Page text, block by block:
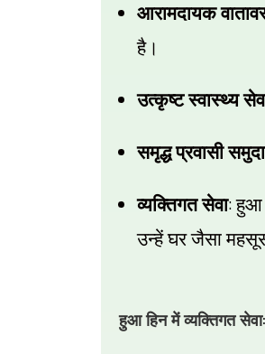
आरामदायक
है।
उत्कृष्ट स्वास्थ्य
समृद्ध प्रवासी
व्यक्तिगत सेवा:हुआ
उन्हें घर जैसा
हुआ हिन में व्यक्तिगत सेवा